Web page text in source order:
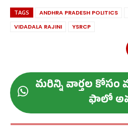
TAGS ANDHRA PRADESH POLITICS
VIDADALA RAJINI
YSRCP
మ‌రిన్ని వార్త‌ల
ఫాలో